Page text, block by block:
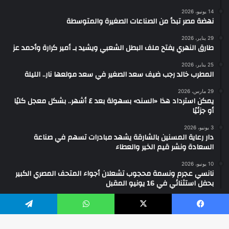
14 يونيو، 2026
​نهضة مصر تبدأ من الصناعات الصغيرة والمتوسطة
29 يناير، 2026
طارق النهري يفتح ملف البطل الشعبي ويشيد بـ أمير كرارة وأحمد عز
25 يناير، 2026
المطرب خالد رجب ضيف سعد الصغير في سعد مولعها نار.. الليلة
29 مارس، 2026
يمكن استرداد هذا «السند» بسهولة بعد ٤ أشهر.. بشكل معجل كليًا
أو جزئيًا
3 يونيو، 2026
دار رعاية المسنين بالشارقة يشهد مبادرات تسهم في صناعة
السعادة ونشر قيم الخير والعطاء
10 يونيو، 2026
نانسي عجرم ونسمة محجوب تشعلان أجواء المتحف المصري الكبير
بحفل استثنائي في 16 يونيو المقبل
فيسبوك ‫X واتساب تيلقرام